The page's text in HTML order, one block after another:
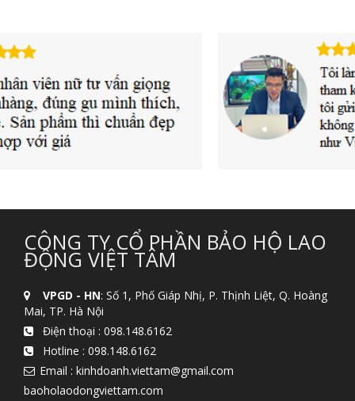
CÔNG TY CỔ PHẦN BẢO HỘ LAO
ĐỘNG VIỆT TÂM
VPGD - HN: Số 1, Phố Giáp Nhị, P. Thịnh Liệt, Q. Hoàng
Mai, TP. Hà Nội
Điện thoại : 098.148.6162
Hotline : 098.148.6162
Email : kinhdoanh.viettam@gmail.com
baoholaodongviettam.com